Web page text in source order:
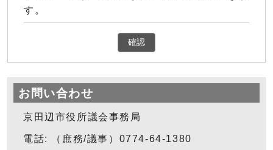
す。
確認
お問い合わせ
京田辺市役所議会事務局
電話: （庶務/議事）0774-64-1380